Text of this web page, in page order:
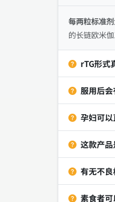
每两粒标准
的长链欧米伽
rTG形式
服用后会
孕妇可以
这款产品
有无不良
素食者可